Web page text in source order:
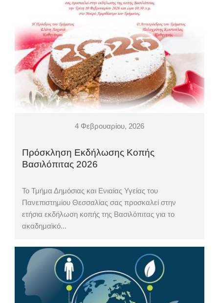
4 Φεβρουαρίου, 2026
Πρόσκληση Εκδήλωσης Κοπής
Βασιλόπιτας 2026
Το Τμήμα Δημόσιας και Ενιαίας Υγείας του
Πανεπιστημίου Θεσσαλίας σας προσκαλεί στην
ετήσια εκδήλωση κοπής της Βασιλόπιτας για το
ακαδημαϊκό...